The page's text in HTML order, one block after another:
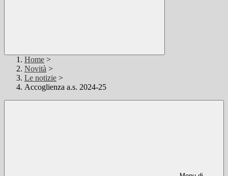
Home >
Novità >
Le notizie >
Accoglienza a.s. 2024-25